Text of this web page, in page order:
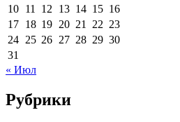
10 11 12 13 14 15 16
17 18 19 20 21 22 23
24 25 26 27 28 29 30
31
« Июл
Рубрики